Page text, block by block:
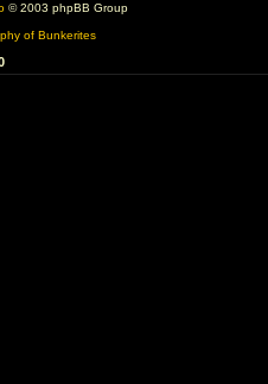
© 2003 phpBB Group
of Bunkerites